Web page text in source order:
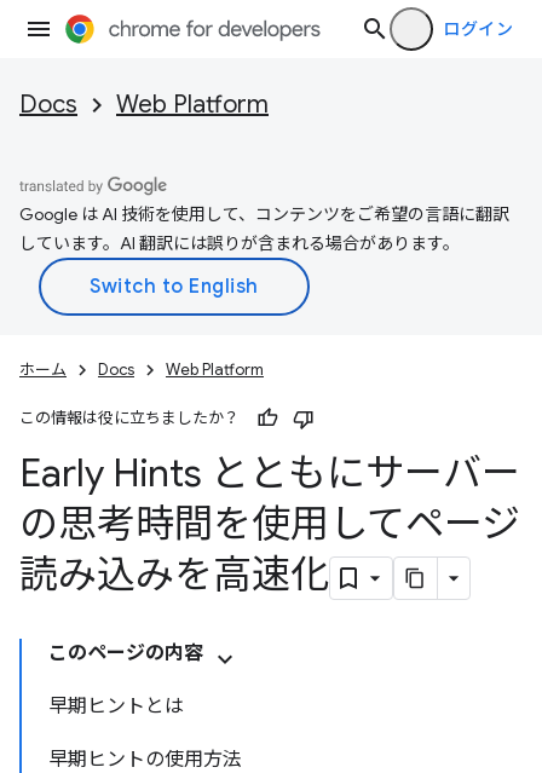
ログイン
Docs Web Platform
Google は AI 技術を使用して、コンテンツをご希望の言語に翻訳
しています。AI 翻訳には誤りが含まれる場合があります。
ホーム Docs Web Platform
この情報は役に立ちましたか？
Early Hints とともにサーバー
の思考時間を使用してページ
読み込みを高速化
このページの内容
早期ヒントとは
早期ヒントの使用方法